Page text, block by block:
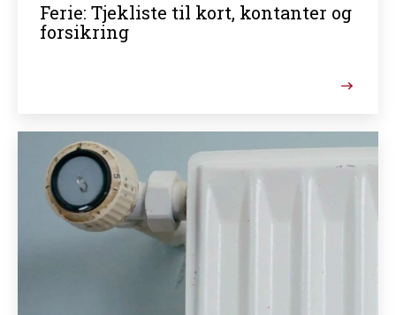
Ferie: Tjekliste til kort, kontanter og
forsikring